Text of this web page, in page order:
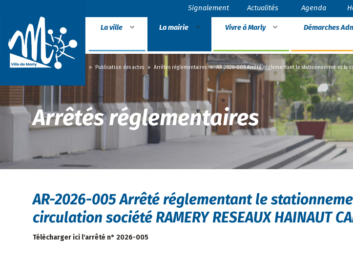
Signalement Actualités Agenda
La ville La mairie Vivre à Marly Démarches
Accueil » » Publication des actes » Arrêtés réglementaires » AR-2026-005 Arrêté réglementant le stationnement et la
Arrêtés réglementaires
AR-2026-005 Arrêté réglementant le
circulation société RAMERY RESEAUX HAINAUT
Télécharger ici l'arrêté n° 2026-005